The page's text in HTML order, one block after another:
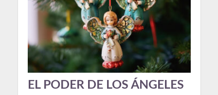
EL PODER DE LOS ÁNGELES